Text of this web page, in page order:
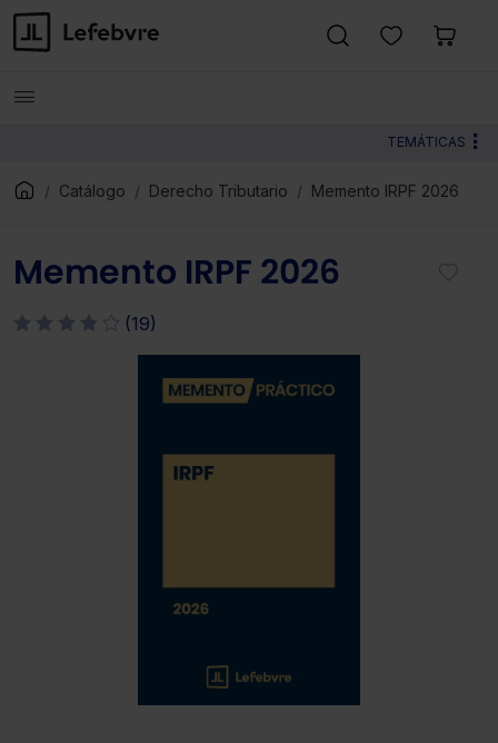
TEMÁTICAS
Catálogo Derecho Tributario Memento IRPF 2026
Memento IRPF 2026
(19)